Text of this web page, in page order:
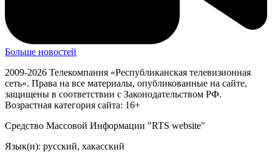
Больше новостей
2009-2026 Телекомпания «Республиканская телевизионная
сеть». Права на все материалы, опубликованные на сайте,
защищены в соответствии с Законодательством РФ.
Возрастная категория сайта: 16+
Средство Массовой Информации "RTS website"
Язык(и): русский, хакасский